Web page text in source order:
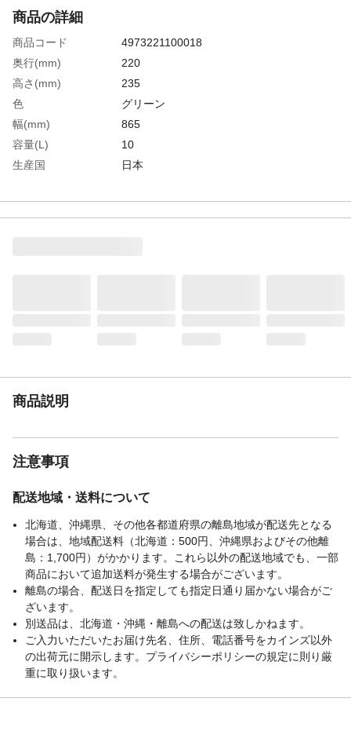
商品の詳細
商品コード
4973221100018
奥行(mm)
220
高さ(mm)
235
色
グリーン
幅(mm)
865
容量(L)
10
生産国
日本
材質1
本体:ポリエチレン樹脂（PE）
商品説明
注意事項
配送地域・送料について
北海道、沖縄県、その他各都道府県の離島地域が配送先となる
場合は、地域配送料（北海道：500円、沖縄県およびその他離
島：1,700円）がかかります。これら以外の配送地域でも、一部
商品において追加送料が発生する場合がございます。
離島の場合、配送日を指定しても指定日通り届かない場合がご
ざいます。
別送品は、北海道・沖縄・離島への配送は致しかねます。
ご入力いただいたお届け先名、住所、電話番号をカインズ以外
の出荷元に開示します。プライバシーポリシーの規定に則り厳
重に取り扱います。